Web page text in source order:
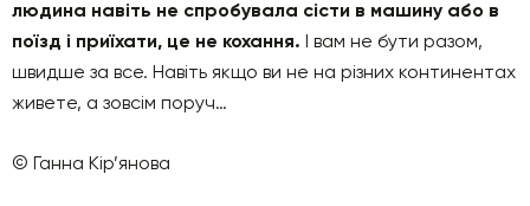
людина навіть не спробувала сісти в машину або в
поїзд і приїхати, це не кохання. І вам не бути разом,
швидше за все. Навіть якщо ви не на різних континентах
живете, а зовсім поруч…
© Ганна Кір’янова